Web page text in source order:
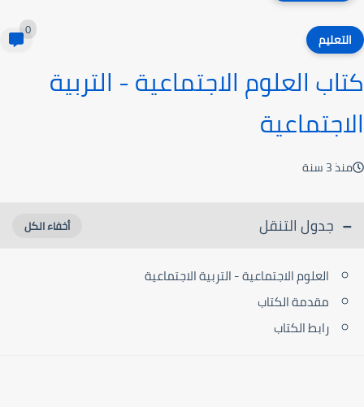
التعليم 0
كتاب العلوم الاجتماعية - التربية
الاجتماعية
منذ 3 سنة
جدول التنقل
العلوم الاجتماعية - التربية الاجتماعية
مقدمة الكتاب
رابط الكتاب